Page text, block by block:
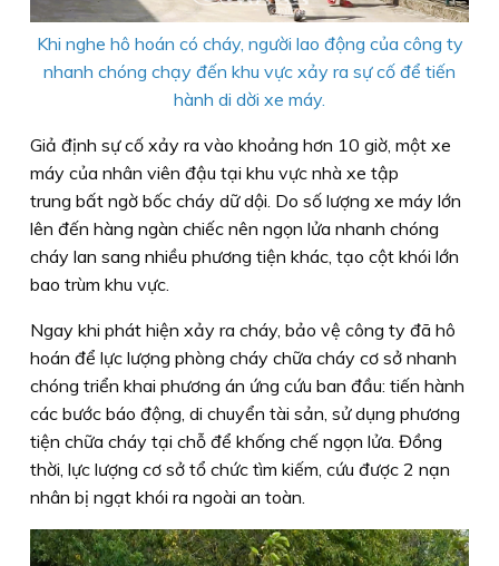
Khi nghe hô hoán có cháy, người lao động của công ty
nhanh chóng chạy đến khu vực xảy ra sự cố để tiến
hành di dời xe máy.
Giả định sự cố xảy ra vào khoảng hơn 10 giờ, một xe
máy của nhân viên đậu tại khu vực nhà xe tập
trung bất ngờ bốc cháy dữ dội. Do số lượng xe máy lớn
lên đến hàng ngàn chiếc nên ngọn lửa nhanh chóng
cháy lan sang nhiều phương tiện khác, tạo cột khói lớn
bao trùm khu vực.
Ngay khi phát hiện xảy ra cháy, bảo vệ công ty đã hô
hoán để lực lượng phòng cháy chữa cháy cơ sở nhanh
chóng triển khai phương án ứng cứu ban đầu: tiến hành
các bước báo động, di chuyển tài sản, sử dụng phương
tiện chữa cháy tại chỗ để khống chế ngọn lửa. Đồng
thời, lực lượng cơ sở tổ chức tìm kiếm, cứu được 2 nạn
nhân bị ngạt khói ra ngoài an toàn.